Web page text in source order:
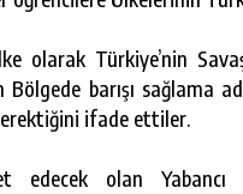
olarak Türkiye’nin
barışı sağlama
ifade ettiler.
edecek olan Yabancı